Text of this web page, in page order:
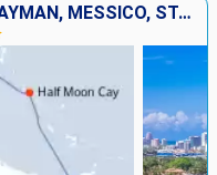
BAHAMAS, GIAMAICA, ISOLE CAYMAN, MESSICO, STATI UNITI